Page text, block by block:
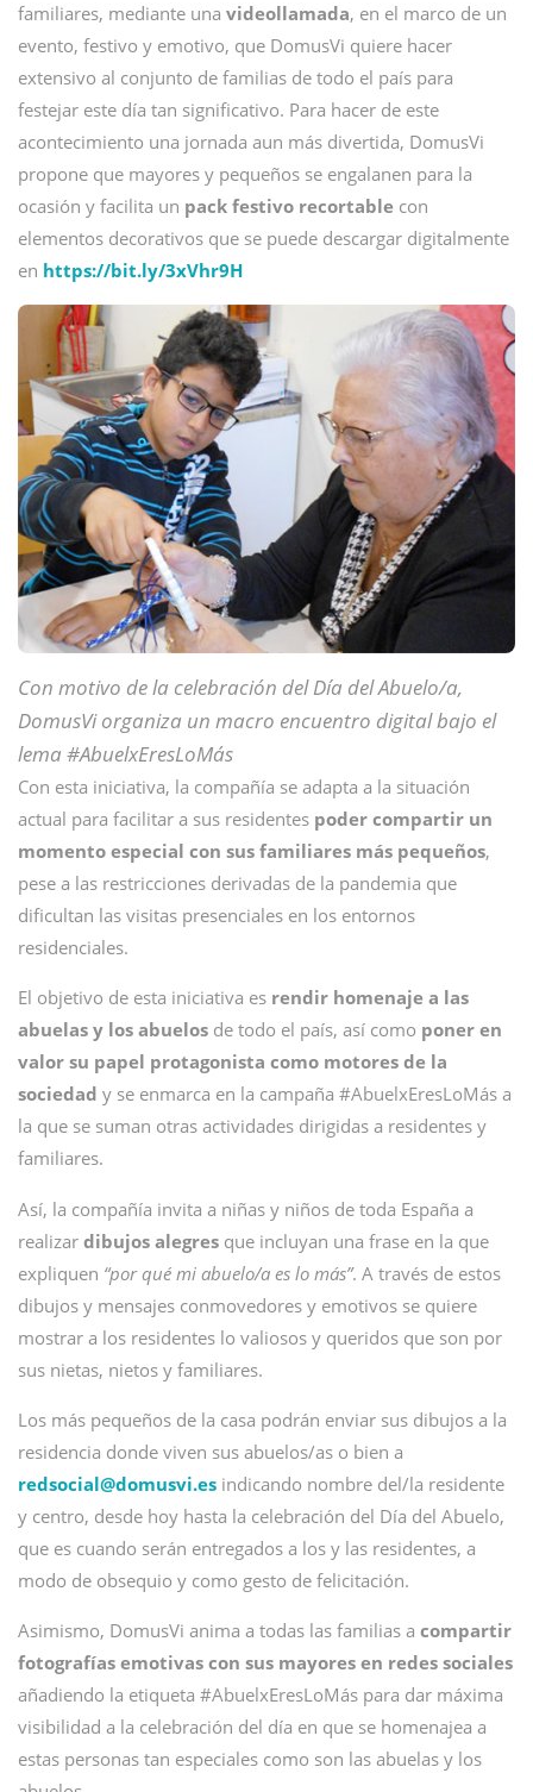
familiares, mediante una videollamada, en el marco de un
evento, festivo y emotivo, que DomusVi quiere hacer
extensivo al conjunto de familias de todo el país para
festejar este día tan significativo. Para hacer de este
acontecimiento una jornada aun más divertida, DomusVi
propone que mayores y pequeños se engalanen para la
ocasión y facilita un pack festivo recortable con
elementos decorativos que se puede descargar digitalmente
en https://bit.ly/3xVhr9H
Con motivo de la celebración del Día del Abuelo/a,
DomusVi organiza un macro encuentro digital bajo el
lema #AbuelxEresLoMás
Con esta iniciativa, la compañía se adapta a la situación
actual para facilitar a sus residentes poder compartir un
momento especial con sus familiares más pequeños,
pese a las restricciones derivadas de la pandemia que
dificultan las visitas presenciales en los entornos
residenciales.
El objetivo de esta iniciativa es rendir homenaje a las
abuelas y los abuelos de todo el país, así como poner en
valor su papel protagonista como motores de la
sociedad y se enmarca en la campaña #AbuelxEresLoMás a
la que se suman otras actividades dirigidas a residentes y
familiares.
Así, la compañía invita a niñas y niños de toda España a
realizar dibujos alegres que incluyan una frase en la que
expliquen “por qué mi abuelo/a es lo más”. A través de estos
dibujos y mensajes conmovedores y emotivos se quiere
mostrar a los residentes lo valiosos y queridos que son por
sus nietas, nietos y familiares.
Los más pequeños de la casa podrán enviar sus dibujos a la
residencia donde viven sus abuelos/as o bien a
redsocial@domusvi.es indicando nombre del/la residente
y centro, desde hoy hasta la celebración del Día del Abuelo,
que es cuando serán entregados a los y las residentes, a
modo de obsequio y como gesto de felicitación.
Asimismo, DomusVi anima a todas las familias a compartir
fotografías emotivas con sus mayores en redes sociales
añadiendo la etiqueta #AbuelxEresLoMás para dar máxima
visibilidad a la celebración del día en que se homenajea a
estas personas tan especiales como son las abuelas y los